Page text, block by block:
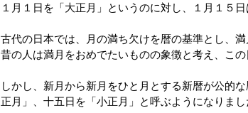
１月１日を「大正月」というのに対し、１月１５日
古代の日本では、月の満ち欠けを暦の基準とし、
昔の人は満月をおめでたいものの象徴と考え、この
しかし、新月から新月をひと月とする新暦が公的
正月」、十五日を「小正月」と呼ぶようになりまし